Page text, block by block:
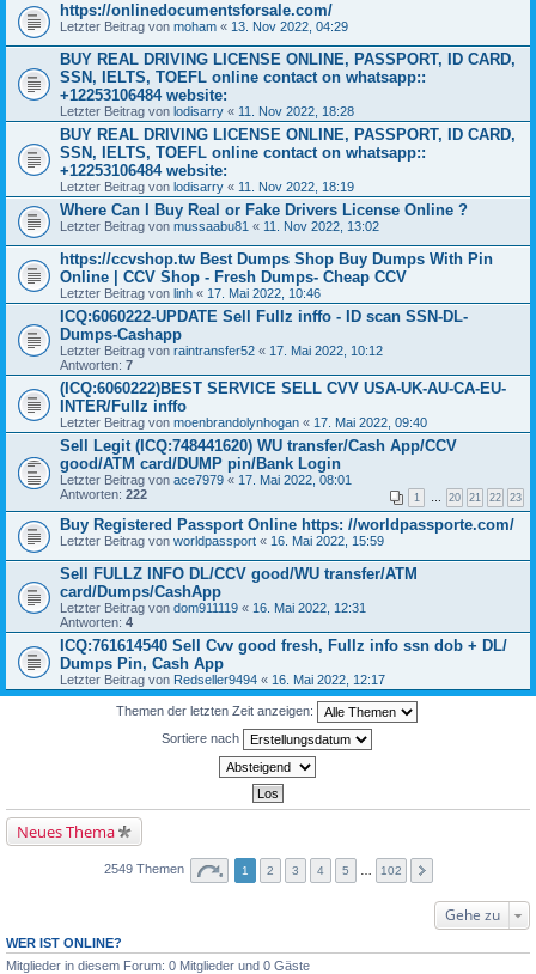
https://onlinedocumentsforsale.com/
Letzter Beitrag von moham « 13. Nov 2022, 04:29
BUY REAL DRIVING LICENSE ONLINE, PASSPORT, ID CARD,
SSN, IELTS, TOEFL online contact on whatsapp::
+12253106484 website:
Letzter Beitrag von lodisarry « 11. Nov 2022, 18:28
BUY REAL DRIVING LICENSE ONLINE, PASSPORT, ID CARD,
SSN, IELTS, TOEFL online contact on whatsapp::
+12253106484 website:
Letzter Beitrag von lodisarry « 11. Nov 2022, 18:19
Where Can I Buy Real or Fake Drivers License Online ?
Letzter Beitrag von mussaabu81 « 11. Nov 2022, 13:02
https://ccvshop.tw Best Dumps Shop Buy Dumps With Pin
Online | CCV Shop - Fresh Dumps- Cheap CCV
Letzter Beitrag von linh « 17. Mai 2022, 10:46
ICQ:6060222-UPDATE Sell Fullz inffo - ID scan SSN-DL-
Dumps-Cashapp
Letzter Beitrag von raintransfer52 « 17. Mai 2022, 10:12
Antworten: 7
(ICQ:6060222)BEST SERVICE SELL CVV USA-UK-AU-CA-EU-
INTER/Fullz inffo
Letzter Beitrag von moenbrandolynhogan « 17. Mai 2022, 09:40
Sell Legit (ICQ:748441620) WU transfer/Cash App/CCV
good/ATM card/DUMP pin/Bank Login
Letzter Beitrag von ace7979 « 17. Mai 2022, 08:01
Antworten: 222 1 … 20 21 22 23
Buy Registered Passport Online https: //worldpassporte.com/
Letzter Beitrag von worldpassport « 16. Mai 2022, 15:59
Sell FULLZ INFO DL/CCV good/WU transfer/ATM
card/Dumps/CashApp
Letzter Beitrag von dom911119 « 16. Mai 2022, 12:31
Antworten: 4
ICQ:761614540 Sell Cvv good fresh, Fullz info ssn dob + DL/
Dumps Pin, Cash App
Letzter Beitrag von Redseller9494 « 16. Mai 2022, 12:17
Themen der letzten Zeit anzeigen:
Sortiere nach
Neues Thema
2549 Themen 1 2 3 4 5 102
Gehe zu
WER IST ONLINE?
Mitglieder in diesem Forum: 0 Mitglieder und 0 Gäste